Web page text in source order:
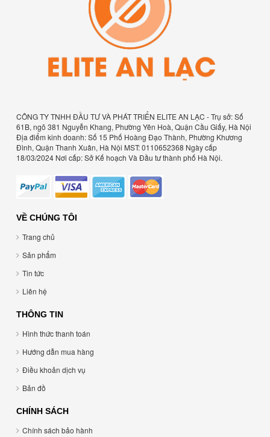
CÔNG TY TNHH ĐẦU TƯ VÀ PHÁT TRIỂN ELITE AN LẠC - Trụ sở: Số
61B, ngõ 381 Nguyễn Khang, Phường Yên Hoà, Quận Cầu Giấy, Hà Nội
Địa điểm kinh doanh: Số 15 Phố Hoàng Đạo Thành, Phường Khương
Đình, Quận Thanh Xuân, Hà Nội MST: 0110652368 Ngày cấp
18/03/2024 Nơi cấp: Sở Kế hoạch Và Đầu tư thành phố Hà Nội.
VỀ CHÚNG TÔI
Trang chủ
Sản phẩm
Tin tức
Liên hệ
THÔNG TIN
Hình thức thanh toán
Hướng dẫn mua hàng
Điều khoản dịch vụ
Bản đồ
CHÍNH SÁCH
Chính sách bảo hành